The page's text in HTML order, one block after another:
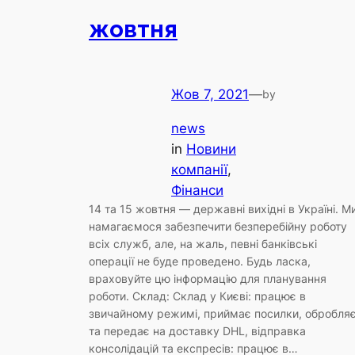
жовтня
Жов 7, 2021—by
news
in Новини
компанії
Фінанси
14 та 15 жовтня — державні вихідні в Україні.
намагаємося забезпечити безперебійну роботу
всіх служб, але, на жаль, певні банківські
операції не буде проведено. Будь ласка,
враховуйте цю інформацію для планування
роботи. Склад: Склад у Києві: працює в
звичайному режимі, приймає посилки,
та передає на доставку DHL, відправка
консолідацій та експресів: працює в…